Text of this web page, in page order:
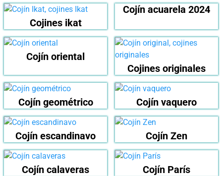
Cojines ikat
Cojín acuarela 2024
Cojín oriental
Cojines originales
Cojín geométrico Cojín vaquero
Cojín escandinavo Cojín Zen
Cojín calaveras Cojín París